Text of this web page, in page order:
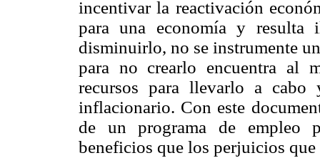
incentivar la reactivación
para una economía y resulta
disminuirlo, no se instrumente
para no crearlo encuentra al
recursos para llevarlo a
inflacionario. Con este
de un programa de empleo
beneficios que los perjuicios